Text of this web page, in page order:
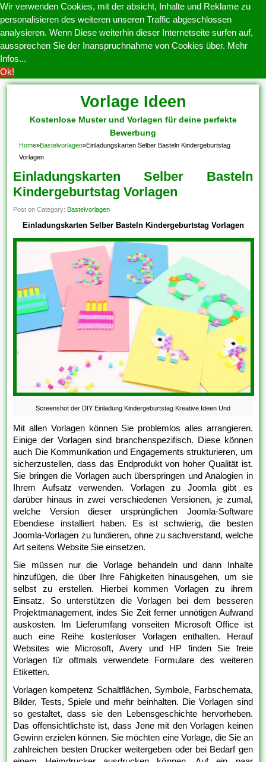
Wir verwenden Cookies, mit der absicht, Inhalte und Reklame zu
personalisieren des weiteren unseren Traffic abgeschlossen
analysieren. Wenn Diese weiterhin dieser Internetseite surfen auf,
aussprechen Sie der Inanspruchnahme von Cookies über. Mehr
Infos...
Ok!
Vorlage Ideen
Kostenlose Muster und Vorlagen für deine perfekte
Bewerbung
Home»Bastelvorlagen»Einladungskarten Selber Basteln Kindergeburtstag
Vorlagen
Einladungskarten Selber Basteln
Kindergeburtstag Vorlagen
Post on Category:Bastelvorlagen
Einladungskarten Selber Basteln Kindergeburtstag Vorlagen
Screenshot der DIY Einladung Kindergeburtstag Kreative Ideen Und
Mit allen Vorlagen können Sie problemlos alles arrangieren.
Einige der Vorlagen sind branchenspezifisch. Diese können
auch Die Kommunikation und Engagements strukturieren, um
sicherzustellen, dass das Endprodukt von hoher Qualität ist.
Sie bringen die Vorlagen auch überspringen und Analogien in
Ihrem Aufsatz verwenden. Vorlagen zu Joomla gibt es
darüber hinaus in zwei verschiedenen Versionen, je zumal,
welche Version dieser ursprünglichen Joomla-Software
Ebendiese installiert haben. Es ist schwierig, die besten
Joomla-Vorlagen zu fundieren, ohne zu sachverstand, welche
Art seitens Website Sie einsetzen.
Sie müssen nur die Vorlage behandeln und dann Inhalte
hinzufügen, die über Ihre Fähigkeiten hinausgehen, um sie
selbst zu erstellen. Hierbei kommen Vorlagen zu ihrem
Einsatz. So unterstützen die Vorlagen bei dem besseren
Projektmanagement, indes Sie Zeit ferner unnötigen Aufwand
auskosten. Im Lieferumfang vonseiten Microsoft Office ist
auch eine Reihe kostenloser Vorlagen enthalten. Herauf
Websites wie Microsoft, Avery und HP finden Sie freie
Vorlagen für oftmals verwendete Formulare des weiteren
Etiketten.
Vorlagen kompetenz Schaltflächen, Symbole, Farbschemata,
Bilder, Tests, Spiele und mehr beinhalten. Die Vorlagen sind
so gestaltet, dass sie den Lebensgeschichte hervorheben.
Das offensichtlichste ist, dass Jene mit den Vorlagen keinen
Gewinn erzielen können. Sie möchten eine Vorlage, die Sie an
zahlreichen besten Drucker weitergeben oder bei Bedarf gen